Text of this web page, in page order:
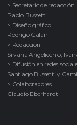
> Secretario de redacción
Pablo Bussetti
> Diseño gráfico
Rodrigo Galán
> Redacción
Silvana Angelicchio,
> Difusión en redes
Santiago Bussetti y
> Colaboradores
Claudio Eberhardt